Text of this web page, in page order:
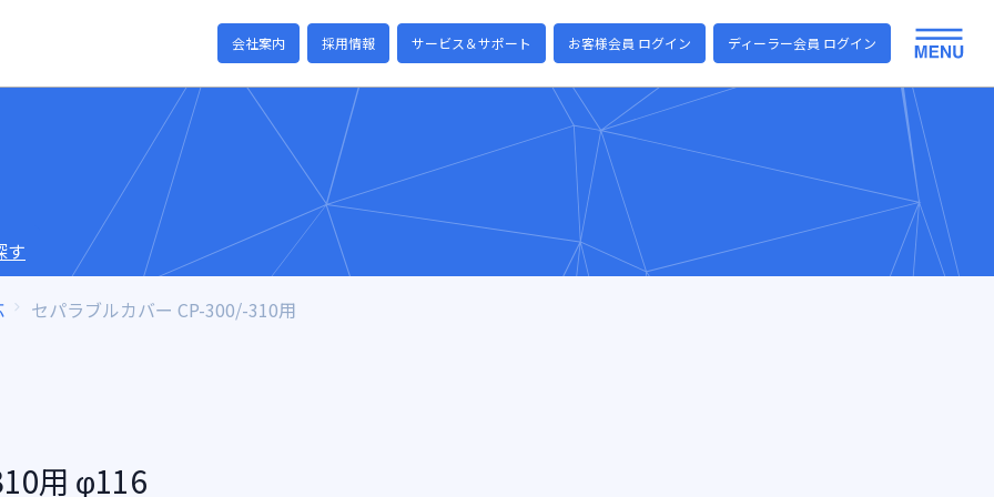
会社案内 採用情報 サービス＆サポート お客様会員 ログイン ディーラー会員 ログイン
す
セパラブルカバー CP-300/-310用
用 φ116